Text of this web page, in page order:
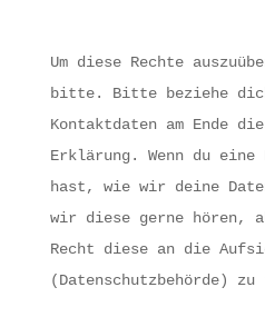
Um diese Rechte
bitte. Bitte beziehe
Kontaktdaten am Ende
Erklärung. Wenn du eine
hast, wie wir deine
wir diese gerne hören,
Recht diese an die
(Datenschutzbehörde)